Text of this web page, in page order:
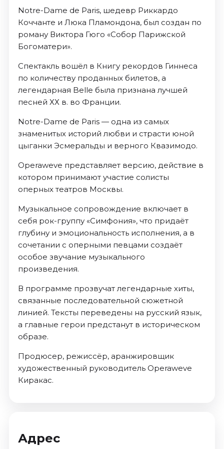
Notre-Dame de Paris, шедевр Риккардо
Коччанте и Люка Пламондона, был создан по
роману Виктора Гюго «Собор Парижской
Богоматери».
Спектакль вошёл в Книгу рекордов Гиннеса
по количеству проданных билетов, а
легендарная Belle была признана лучшей
песней ХХ в. во Франции.
Notre-Dame de Paris — одна из самых
знаменитых историй любви и страсти юной
цыганки Эсмеральды и верного Квазимодо.
Operaweve представляет версию, действие в
котором принимают участие солисты
оперных театров Москвы.
Музыкальное сопровождение включает в
себя рок-группу «Симфония», что придаёт
глубину и эмоциональность исполнения, а в
сочетании с оперными певцами создаёт
особое звучание музыкального
произведения.
В программе прозвучат легендарные хиты,
связанные последовательной сюжетной
линией. Тексты переведены на русский язык,
а главные герои предстанут в историческом
образе.
Продюсер, режиссёр, аранжировщик
художественный руководитель Operaweve
Киракас.
Адрес